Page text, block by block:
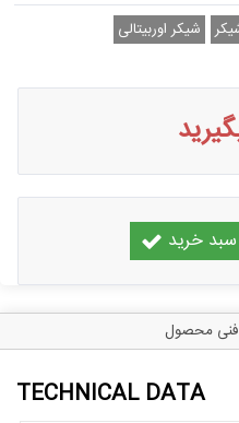
شیکر اوربیتالی
خرید
محصول
TECHNICAL DATA